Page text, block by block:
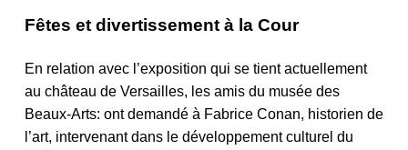
Fêtes et divertissement à la Cour
En relation avec l’exposition qui se tient actuellement
au château de Versailles, les amis du musée des
Beaux-Arts: ont demandé à Fabrice Conan, historien de
l’art, intervenant dans le développement culturel du